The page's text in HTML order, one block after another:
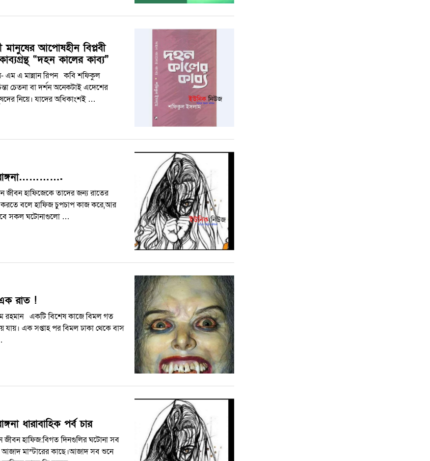
মানুষের আপোষহীন বিপ্লবী
“দহন কালের কাব্য”
এম এ মান্নান রিপন কবি শফিকুল
চেতনা বা দর্শন অনেকটাই এদেশের
নিয়ে। যাদের অধিকাংশই …
জীবন হাফিজেকে তাদের জন্য রাতের
করতে বলে হাফিজ চুপচাপ কাজ করে,আর
সকল ঘটোনাগুলো …
রাত !
রহমান একটি বিশেষ কাজে বিমল গত
যায়। এক সপ্তাহ পর বিমল ঢাকা থেকে বাস
ধারাবাহিক পর্ব চার
জীবন হাফিজ:বিগত দিনগুলির ঘটোনা সব
মাস্টারের কাছে।আজাদ সব শুনে